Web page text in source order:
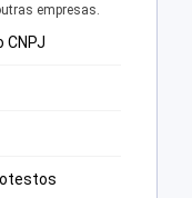
empresas.
CNPJ